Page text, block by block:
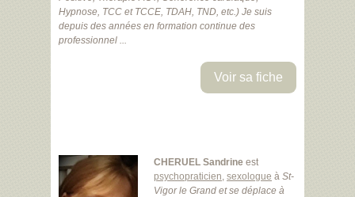
Hypnose, TCC et TCCE, TDAH, TND, etc.) Je suis
depuis des années en formation continue des
professionnel ...
Voir sa fiche
CHERUEL Sandrine est
psychopraticien, sexologue à St-
Vigor le Grand et se déplace à